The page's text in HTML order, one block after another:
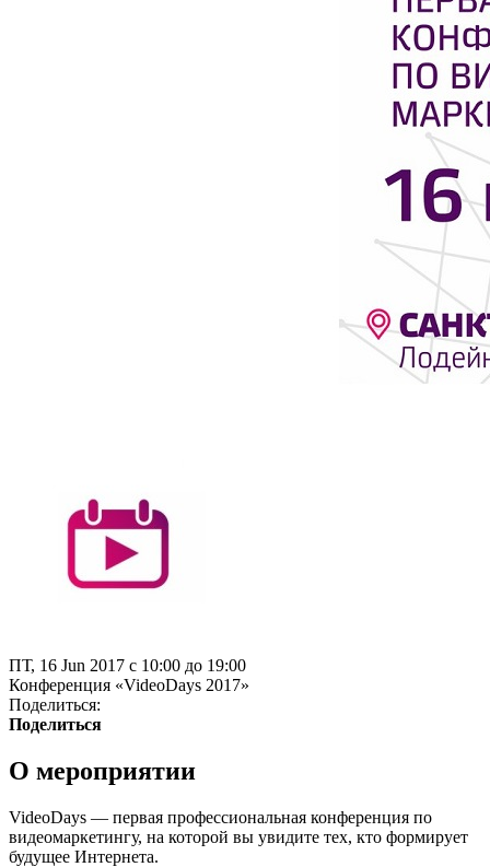
ПТ, 16 Jun 2017 с 10:00 до 19:00
Конференция «VideoDays 2017»
Поделиться:
Поделиться
О мероприятии
VideoDays — первая профессиональная конференция по
видеомаркетингу, на которой вы увидите тех, кто формирует
будущее Интернета.